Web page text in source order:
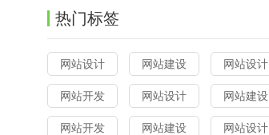
热门标签
网站设计 网站建设 网站设计
网站开发 网站设计 网站建设
网站开发 网站建设 网站设计